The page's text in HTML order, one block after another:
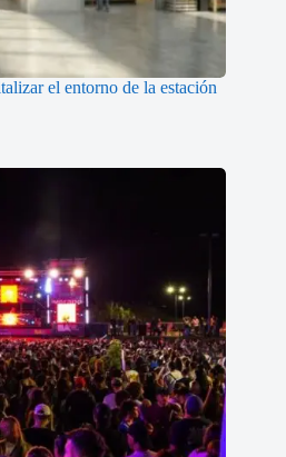
el entorno de la estación